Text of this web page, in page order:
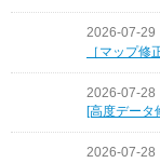
2026-07-29
［マップ
2026-07-28
[高度データ
2026-07-28